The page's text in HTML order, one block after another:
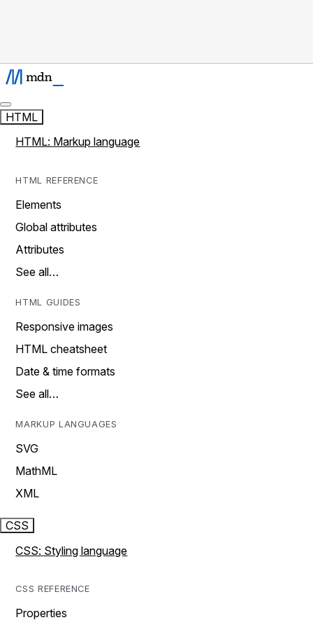
HTML
HTML: Markup language
HTML REFERENCE
Elements
Global attributes
Attributes
See all…
HTML GUIDES
Responsive images
HTML cheatsheet
Date & time formats
See all…
MARKUP LANGUAGES
SVG
MathML
XML
CSS
CSS: Styling language
CSS REFERENCE
Properties